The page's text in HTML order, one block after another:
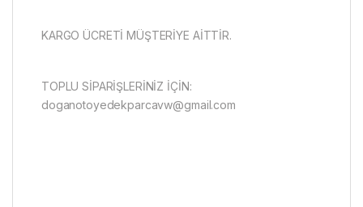
KARGO ÜCRETİ MÜŞTERİYE AİTTİR.
TOPLU SİPARİŞLERİNİZ İÇİN:
doganotoyedekparcavw@gmail.com